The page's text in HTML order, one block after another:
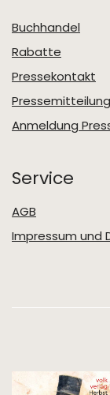
Buchhandel
Rabatte
Pressekontakt
Pressemitteilung
Anmeldung
Service
AGB
Impressum und